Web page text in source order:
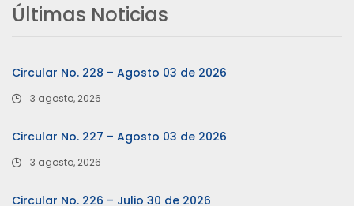
Últimas Noticias
Circular No. 228 – Agosto 03 de 2026
3 agosto, 2026
Circular No. 227 – Agosto 03 de 2026
3 agosto, 2026
Circular No. 226 – Julio 30 de 2026